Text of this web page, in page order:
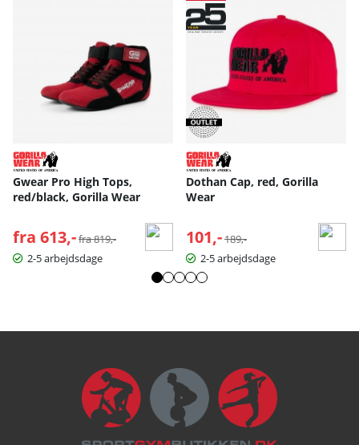
Gwear Pro High Tops,
red/black, Gorilla Wear
fra 613,- Normalpris:
fra 819,-
2-5 arbejdsdage
Dothan Cap, red, Gorilla
Wear
101,- Normalpris:
189,-
2-5 arbejdsdage